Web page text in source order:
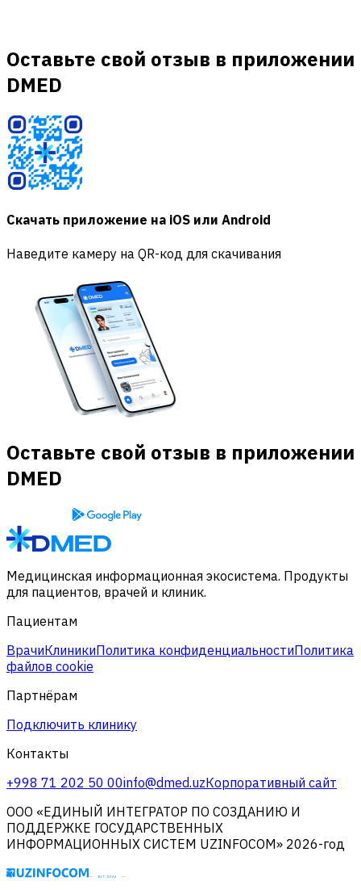
Оставьте свой отзыв в приложении
DMED
Скачать приложение на iOS или Android
Наведите камеру на QR-код для скачивания
Оставьте свой отзыв в приложении
DMED
Медицинская информационная экосистема. Продукты
для пациентов, врачей и клиник.
Пациентам
ВрачиКлиникиПолитика конфиденциальностиПолитика
файлов cookie
Партнёрам
Подключить клинику
Контакты
+998 71 202 50 00info@dmed.uzКорпоративный сайт
ООО «ЕДИНЫЙ ИНТЕГРАТОР ПО СОЗДАНИЮ И
ПОДДЕРЖКЕ ГОСУДАРСТВЕННЫХ
ИНФОРМАЦИОННЫХ СИСТЕМ UZINFOCOM» 2026-год